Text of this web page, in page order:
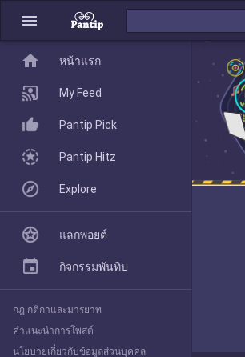
menu
home
Pantip Pick
Explore
home หน้าแรก
My Feed
Pantip Pick
Pantip Hitz
Explore
แลกพอยต์
กิจกรรมพันทิป
กฎ กติกาและมารยาท
คำแนะนำการโพสต์
นโยบายเกี่ยวกับข้อมูลส่วนบุคคล